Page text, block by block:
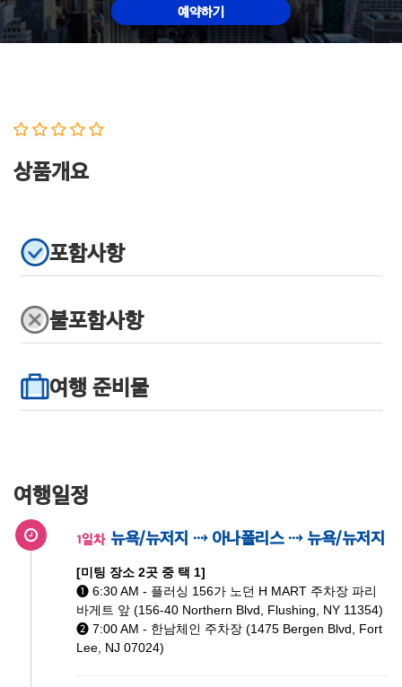
예약하기
상품개요
포함사항
불포함사항
여행 준비물
여행일정
1일차 뉴욕/뉴저지 ⇢ 아나폴리스 ⇢ 뉴욕/뉴저지
[미팅 장소 2곳 중 택 1]
➊ 6:30 AM - 플러싱 156가 노던 H MART 주차장 파리
바게트 앞 (156-40 Northern Blvd, Flushing, NY 11354)
➋ 7:00 AM - 한남체인 주차장 (1475 Bergen Blvd, Fort
Lee, NJ 07024)